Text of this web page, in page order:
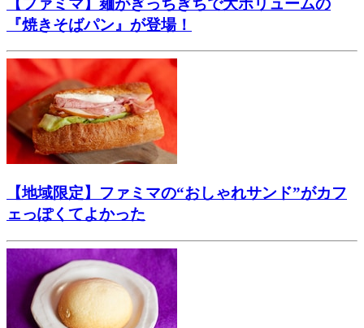
『焼きそばパン』が登場！
【地域限定】ファミマの“おしゃれサンド”がカフ
ェっぽくてよかった